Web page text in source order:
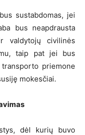
sustabdomas, jei
bus neapdrausta
valdytojų civilinės
taip pat jei bus
priemone
mokesčiai.
dėl kurių buvo